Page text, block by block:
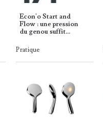
Econ'o Start and
Flow : une pression
du genou suffit…
Pratique